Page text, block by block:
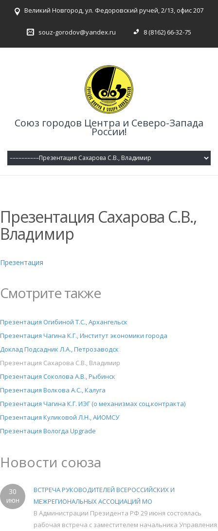
Великий Новгород, ул. Федоровский ручей, 2/13, офис 207
souz-gorodov@yandex.ru 8 (8162) 66-32-75
Союз городов Центра и Северо-Запада
России!
Презентация Сахарова С.В.,
Владимир
Презентация
Смотрите также
Презентация Огибиной Т.С., Архангельск
Презентация Чагина К.Г., Институт экономики города
Доклад Подсадник Л.А., Петрозаводск
Презентация Сахарова С.В., Владимир
Презентация Соколова А.В., Рыбинск
Презентация Волкова А.С., Калуга
Презентация Чагина К.Г. ИЭГ (о механизмах соц.контракта)
Презентация Куликовой Л.Н., АИОМСУ
Презентация Вологда Upgrade
Новости союза
30
июн
ВСТРЕЧА РУКОВОДИТЕЛЕЙ ВСЕРОССИЙСКИХ И
МЕЖРЕГИОНАЛЬНЫХ АССОЦИАЦИЙ МО
В Администрации Президента РФ 29 июня состоялась
рабочая встреча с заместителем начальника Управления